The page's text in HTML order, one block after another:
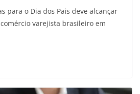
para o Dia dos Pais deve alcançar
varejista brasileiro em